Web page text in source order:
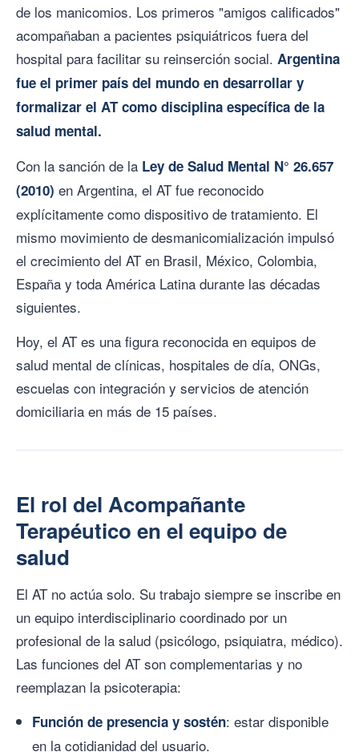
de los manicomios. Los primeros "amigos calificados"
acompañaban a pacientes psiquiátricos fuera del
hospital para facilitar su reinserción social. Argentina
fue el primer país del mundo en desarrollar y
formalizar el AT como disciplina específica de la
salud mental.
Con la sanción de la Ley de Salud Mental N° 26.657
(2010) en Argentina, el AT fue reconocido
explícitamente como dispositivo de tratamiento. El
mismo movimiento de desmanicomialización impulsó
el crecimiento del AT en Brasil, México, Colombia,
España y toda América Latina durante las décadas
siguientes.
Hoy, el AT es una figura reconocida en equipos de
salud mental de clínicas, hospitales de día, ONGs,
escuelas con integración y servicios de atención
domiciliaria en más de 15 países.
El rol del Acompañante
Terapéutico en el equipo de
salud
El AT no actúa solo. Su trabajo siempre se inscribe en
un equipo interdisciplinario coordinado por un
profesional de la salud (psicólogo, psiquiatra, médico).
Las funciones del AT son complementarias y no
reemplazan la psicoterapia:
Función de presencia y sostén: estar disponible
en la cotidianidad del usuario.